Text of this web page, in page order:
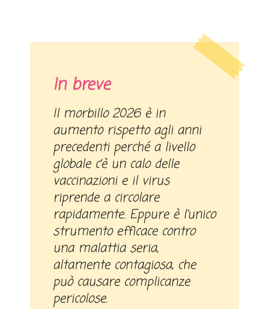
In breve
Il morbillo 2026 è in
aumento rispetto agli anni
precedenti perché a livello
globale c’è un calo delle
vaccinazioni e il virus
riprende a circolare
rapidamente. Eppure è l’unico
strumento efficace contro
una malattia seria,
altamente contagiosa, che
può causare complicanze
pericolose.